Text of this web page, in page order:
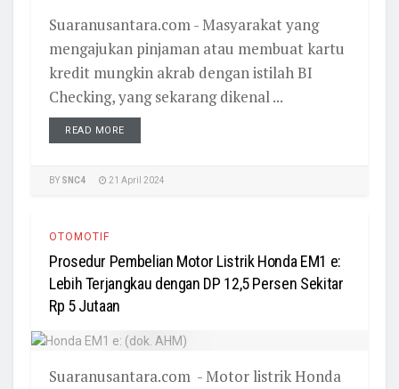
Suaranusantara.com - Masyarakat yang
mengajukan pinjaman atau membuat kartu
kredit mungkin akrab dengan istilah BI
Checking, yang sekarang dikenal ...
READ MORE
BY SNC4 21 April 2024
OTOMOTIF
Prosedur Pembelian Motor Listrik Honda EM1 e:
Lebih Terjangkau dengan DP 12,5 Persen Sekitar
Rp 5 Jutaan
Suaranusantara.com - Motor listrik Honda